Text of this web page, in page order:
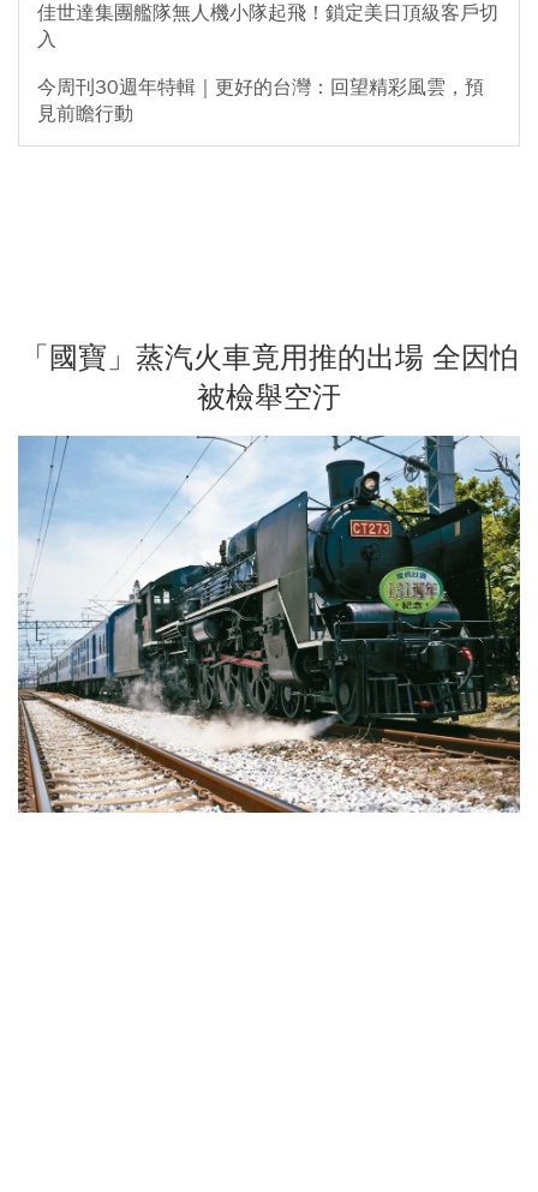
佳世達集團艦隊無人機小隊起飛！鎖定美日頂級客戶切
入
今周刊30週年特輯｜更好的台灣：回望精彩風雲，預
見前瞻行動
「國寶」蒸汽火車竟用推的出場 全因怕
被檢舉空汙